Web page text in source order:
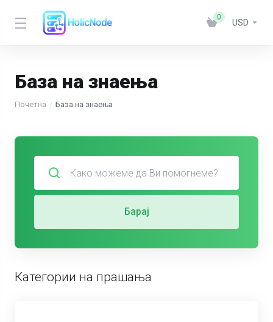
0
USD
База на знаења
Почетна База на знаења
Барај
Категории на прашања